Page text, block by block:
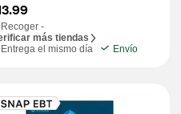
Recoger -
más tiendas
Entrega el mismo día
Envío